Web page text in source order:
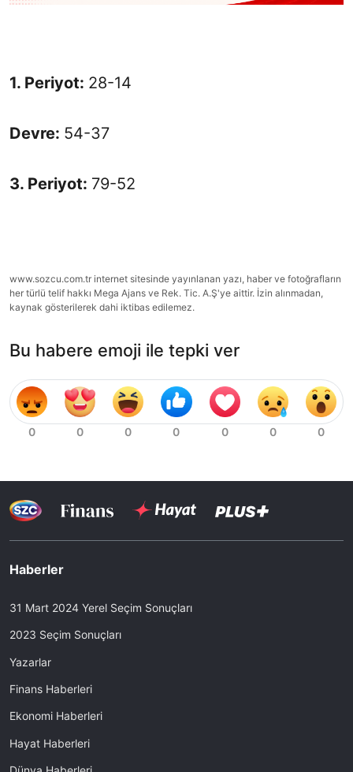
1. Periyot: 28-14
Devre: 54-37
3. Periyot: 79-52
www.sozcu.com.tr internet sitesinde yayınlanan yazı, haber ve fotoğrafların
her türlü telif hakkı Mega Ajans ve Rek. Tic. A.Ş'ye aittir. İzin alınmadan,
kaynak gösterilerek dahi iktibas edilemez.
Bu habere emoji ile tepki ver
Haberler
31 Mart 2024 Yerel Seçim Sonuçları
2023 Seçim Sonuçları
Yazarlar
Finans Haberleri
Ekonomi Haberleri
Hayat Haberleri